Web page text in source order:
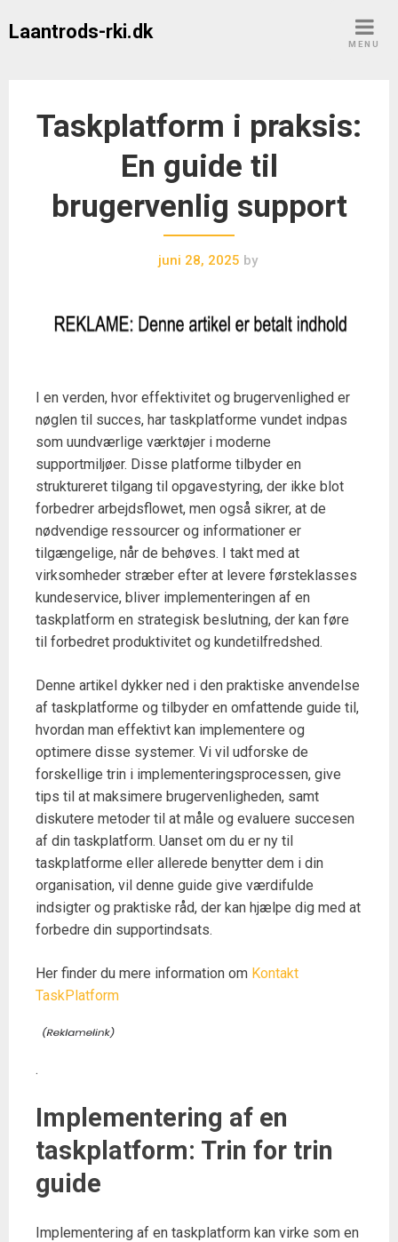
Laantrods-rki.dk
MENU
Taskplatform i praksis:
En guide til
brugervenlig support
juni 28, 2025 by
I en verden, hvor effektivitet og brugervenlighed er
nøglen til succes, har taskplatforme vundet indpas
som uundværlige værktøjer i moderne
supportmiljøer. Disse platforme tilbyder en
struktureret tilgang til opgavestyring, der ikke blot
forbedrer arbejdsflowet, men også sikrer, at de
nødvendige ressourcer og informationer er
tilgængelige, når de behøves. I takt med at
virksomheder stræber efter at levere førsteklasses
kundeservice, bliver implementeringen af en
taskplatform en strategisk beslutning, der kan føre
til forbedret produktivitet og kundetilfredshed.
Denne artikel dykker ned i den praktiske anvendelse
af taskplatforme og tilbyder en omfattende guide til,
hvordan man effektivt kan implementere og
optimere disse systemer. Vi vil udforske de
forskellige trin i implementeringsprocessen, give
tips til at maksimere brugervenligheden, samt
diskutere metoder til at måle og evaluere succesen
af din taskplatform. Uanset om du er ny til
taskplatforme eller allerede benytter dem i din
organisation, vil denne guide give værdifulde
indsigter og praktiske råd, der kan hjælpe dig med at
forbedre din supportindsats.
Her finder du mere information om Kontakt
TaskPlatform
.
Implementering af en
taskplatform: Trin for trin
guide
Implementering af en taskplatform kan virke som en